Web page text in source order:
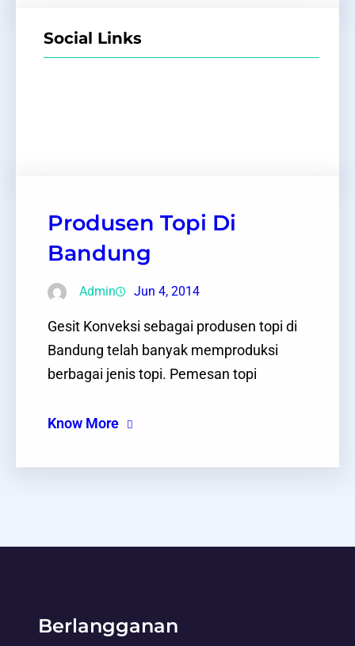
Social Links
Produsen Topi Di
Bandung
Admin Jun 4, 2014
Gesit Konveksi sebagai produsen topi di
Bandung telah banyak memproduksi
berbagai jenis topi. Pemesan topi
Know More
Berlangganan